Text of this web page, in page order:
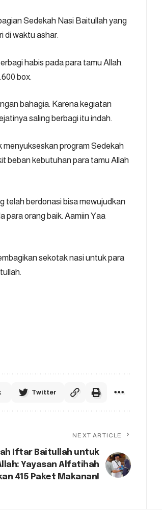
Sedekah Nasi Baitullah yang
di waktu ashar.
habis pada para tamu Allah.
box.
bahagia. Karena kegiatan
saling berbagi itu indah.
menyukseskan programSedekah
beban kebutuhan para tamu Allah
telah berdonasi bisa mewujudkan
para orang baik. Aamiin Yaa
sekotak nasi untuk para
.
Twitter
NEXT ARTICLE
Iftar Baitullah untuk
Yayasan Alfatihah
415 Paket Makanan!